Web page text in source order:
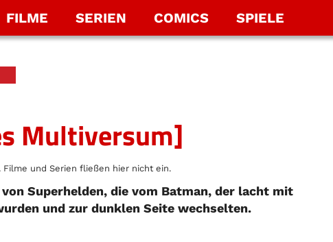
FILME SERIEN COMICS SPIELE
Multiversum]
Filme und Serien fließen hier nicht ein.
Superhelden, die vom Batman, der lacht mit
und zur dunklen Seite wechselten.